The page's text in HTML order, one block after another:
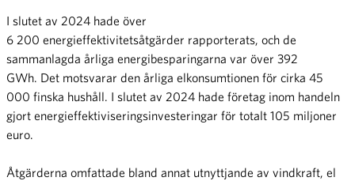
I slutet av 2024 hade över
6 200 energieffektivitetsåtgärder rapporterats, och de
sammanlagda årliga energibesparingarna var över 392
GWh. Det motsvarar den årliga elkonsumtionen för cirka 45
000 finska hushåll. I slutet av 2024 hade företag inom handeln
gjort energieffektiviseringsinvesteringar för totalt 105 miljoner
euro.
Åtgärderna omfattade bland annat utnyttjande av vindkraft, el